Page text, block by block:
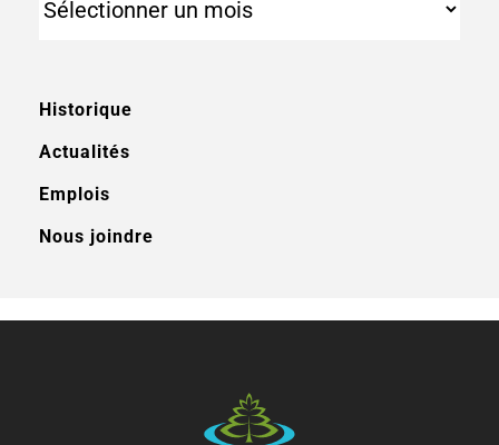
Historique
Actualités
Emplois
Nous joindre